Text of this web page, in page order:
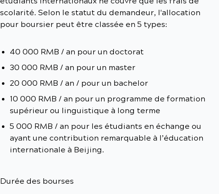
scolarité. Selon le statut du demandeur, l'allocation
pour boursier peut être classée en 5 types:
40 000 RMB / an pour un doctorat
30 000 RMB / an pour un master
20 000 RMB / an / pour un bachelor
10 000 RMB / an pour un programme de formation
supérieur ou linguistique à long terme
5 000 RMB / an pour les étudiants en échange ou
ayant une contribution remarquable à l’éducation
internationale à Beijing.
Durée des bourses